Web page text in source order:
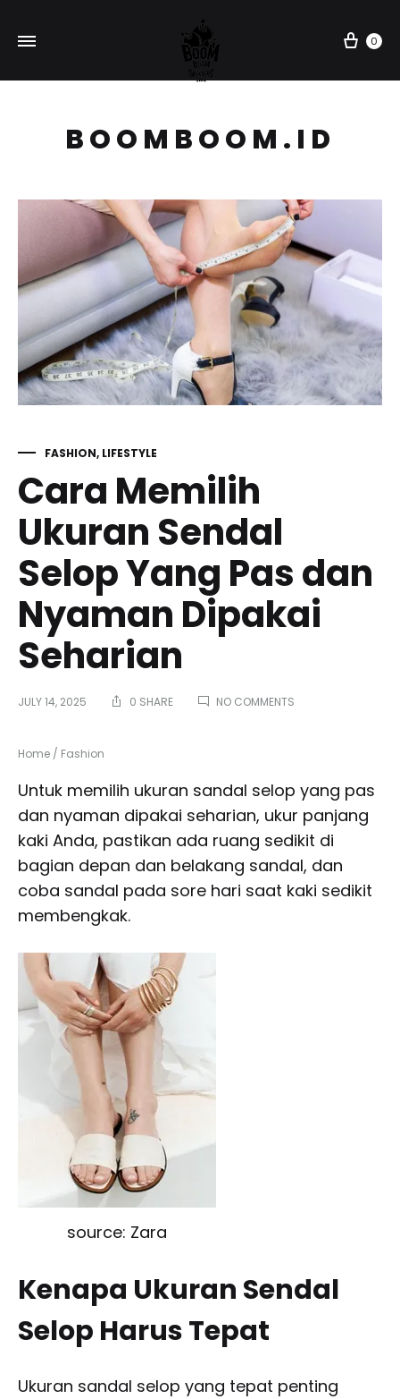
Cart
0
BOOMBOOM.ID
FASHION, LIFESTYLE
Cara Memilih
Ukuran Sendal
Selop Yang Pas dan
Nyaman Dipakai
Seharian
JULY 14, 2025 0 SHARE NO COMMENTS
YANG
PAS
DAN
NYAMAN
DIPAKAI
SEHARIAN
Home / Fashion
Untuk memilih ukuran sandal selop yang pas
dan nyaman dipakai seharian, ukur panjang
kaki Anda, pastikan ada ruang sedikit di
bagian depan dan belakang sandal, dan
coba sandal pada sore hari saat kaki sedikit
membengkak.
source: Zara
Kenapa Ukuran Sendal
Selop Harus Tepat
Ukuran sandal selop yang tepat penting